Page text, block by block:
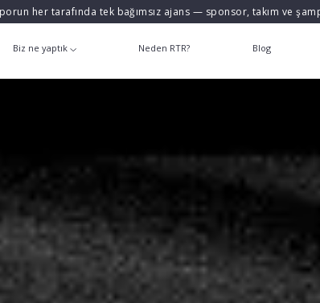
her tarafında tek bağımsız ajans — sponsor, takım ve
Biz ne yaptık Neden RTR? Blog